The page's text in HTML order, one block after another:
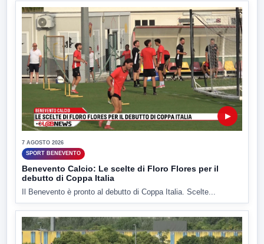
▶
7 AGOSTO 2026
SPORT BENEVENTO
Benevento Calcio: Le scelte di Floro Flores per il
debutto di Coppa Italia
Il Benevento è pronto al debutto di Coppa Italia. Scelte...